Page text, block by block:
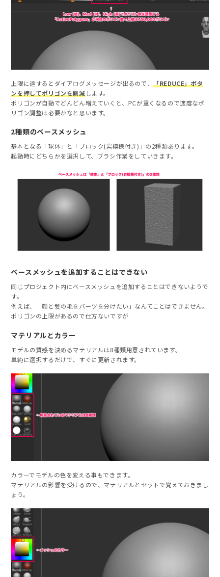
上限に達するとダイアログメッセージが出るので、「REDUCE」ボタ
ンを押してポリゴンを削減します。
ポリゴンが自動でどんどん増えていくと、PCが重くなるので適度なポ
リゴン調整は必要かなと思います。
2種類のベースメッシュ
基本となる「球体」と「ブロック(岩模様付き)」の2種類あります。
起動時にどちらかを選択して、ブラシ作業をしていきます。
ベースメッシュを追加することはできない
同じプロジェクト内にベースメッシュを追加することはできないようで
す。
例えば、「顔と髪の毛をパーツを分けたい」なんてことはできません。
ポリゴンの上限があるので仕方ないですが
マテリアルとカラー
モデルの質感を決めるマテリアルは8種類用意されています。
単純に選択するだけで、すぐに更新されます。
カラーでモデルの色を変える事もできます。
マテリアルの影響を受けるので、マテリアルとセットで覚えておきまし
ょう。